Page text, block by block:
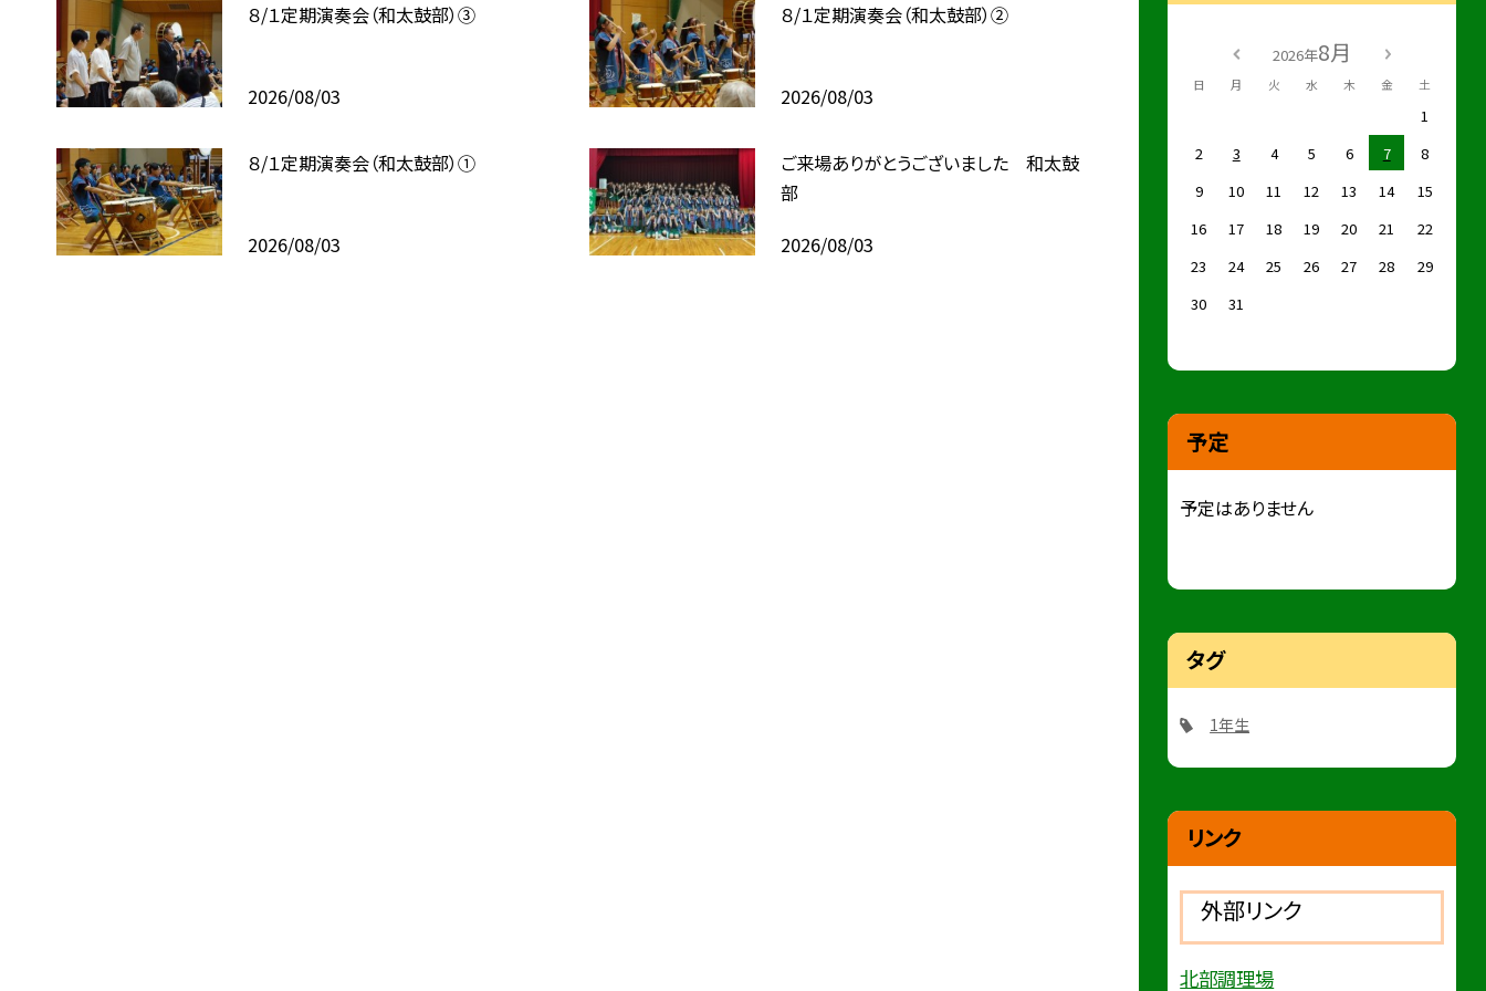
８/１定期演奏会（和太鼓部）③
2026/08/03
８/１定期演奏会（和太鼓部）②
2026/08/03
８/１定期演奏会（和太鼓部）①
2026/08/03
ご来場ありがとうございました 和太鼓
部
2026/08/03
2026年8月
日 月 火 水 木 金 土
1
2
3 4 5 6 7
8
9
10 11 12 13 14
15
16
17 18 19 20 21
22
23
24 25 26 27 28
29
30
31
予定
予定はありません
タグ
1年生
リンク
外部リンク
北部調理場